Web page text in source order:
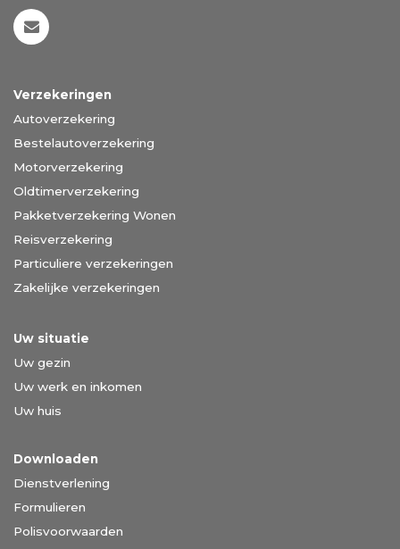
Verzekeringen
Autoverzekering
Bestelautoverzekering
Motorverzekering
Oldtimerverzekering
Pakketverzekering Wonen
Reisverzekering
Particuliere verzekeringen
Zakelijke verzekeringen
Uw situatie
Uw gezin
Uw werk en inkomen
Uw huis
Downloaden
Dienstverlening
Formulieren
Polisvoorwaarden